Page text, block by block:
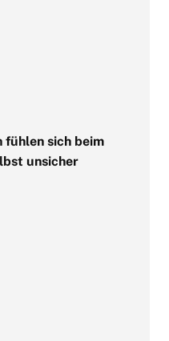
fühlen sich beim
unsicher